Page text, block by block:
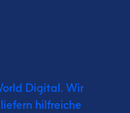
Digital. Wir
hilfreiche